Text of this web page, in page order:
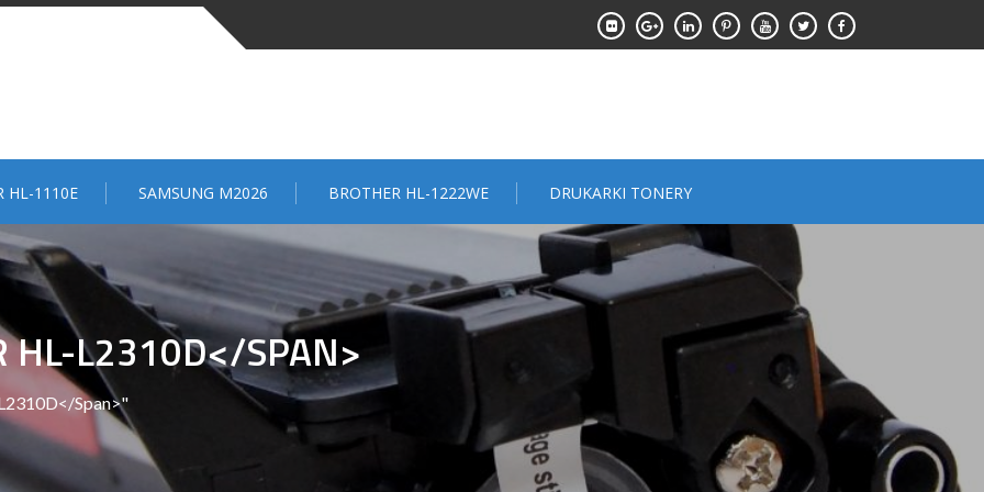
HL-1110E SAMSUNG M2026 BROTHER HL-1222WE DRUKARKI TONERY
HL-L2310D</SPAN>
span>"